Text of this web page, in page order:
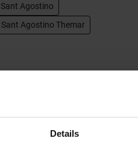
Details
Sant Agostino
Agostino Themar